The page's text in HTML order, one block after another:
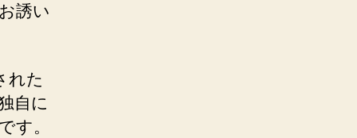
誘い
れた
自に
す。